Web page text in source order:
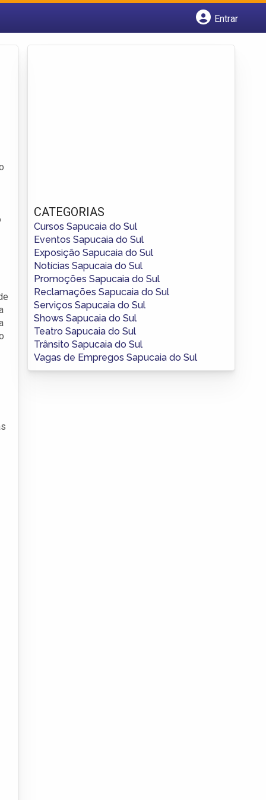
Entrar
CATEGORIAS
Cursos Sapucaia do Sul
Eventos Sapucaia do Sul
Exposição Sapucaia do Sul
Notícias Sapucaia do Sul
Promoções Sapucaia do Sul
Reclamações Sapucaia do Sul
Serviços Sapucaia do Sul
Shows Sapucaia do Sul
Teatro Sapucaia do Sul
Trânsito Sapucaia do Sul
Vagas de Empregos Sapucaia do Sul